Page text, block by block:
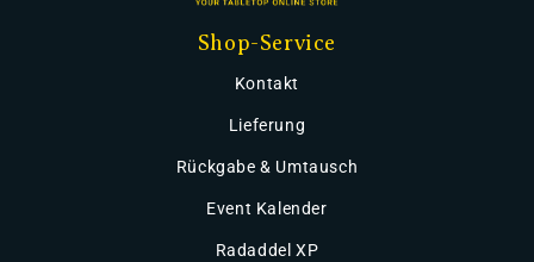
Shop-Service
Kontakt
Lieferung
Rückgabe & Umtausch
Event Kalender
Radaddel XP